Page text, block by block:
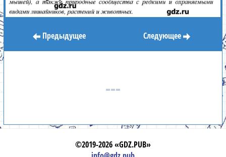
Предыдущее Следующее
©2019-2026 «GDZ.PUB»